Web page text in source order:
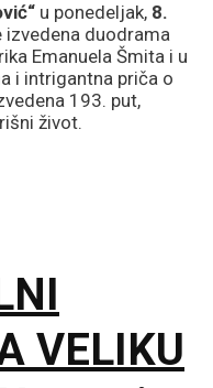
u ponedeljak, 8.
izvedena duodrama
Emanuela Šmita i u
i intrigantna priča o
193. put,
život.
VELIKU